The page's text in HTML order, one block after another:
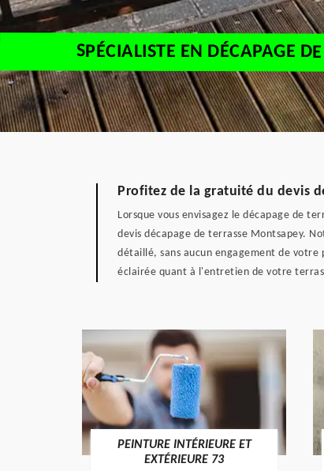
SPÉCIALISTE EN DÉCAPAGE
Profitez de la gratuité du devis
Lorsque vous envisagez le décapage de
devis décapage de terrasse Montsapey.
détaillé, sans aucun engagement de
éclairée quant à l'entretien de votre
PEINTURE INTÉRIEURE ET
EXTÉRIEURE 73